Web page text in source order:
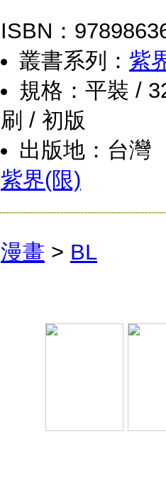
ISBN：
叢書系列： 紫
規格：平裝 /
刷 / 初版
出版地：台灣
紫界(限)
漫畫 > BL